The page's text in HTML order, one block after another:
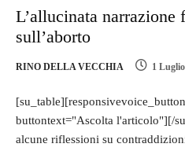
L’allucinata narrazione
sull’aborto
RINO DELLA VECCHIA 1
buttontext="Ascolta l'articolo"][/
alcune riflessioni su